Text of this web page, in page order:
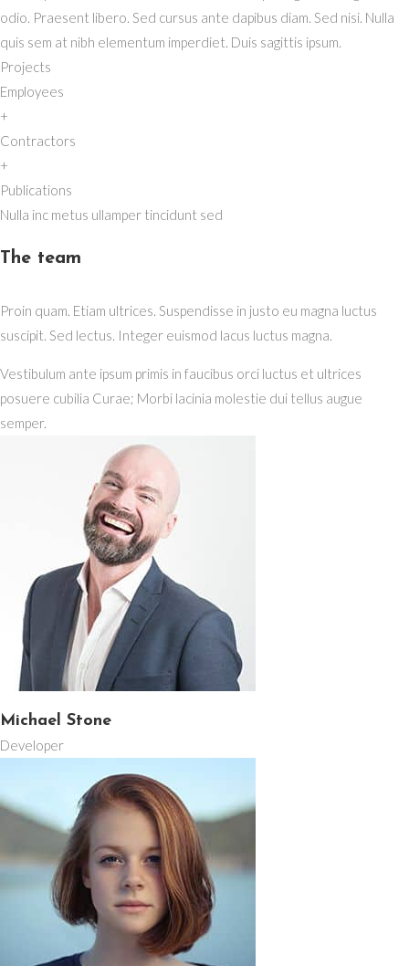
odio. Praesent libero. Sed cursus ante dapibus diam. Sed nisi. Nulla
quis sem at nibh elementum imperdiet. Duis sagittis ipsum.
Projects
Employees
+
Contractors
+
Publications
Nulla inc metus ullamper tincidunt sed
The team
Proin quam. Etiam ultrices. Suspendisse in justo eu magna luctus
suscipit. Sed lectus. Integer euismod lacus luctus magna.
Vestibulum ante ipsum primis in faucibus orci luctus et ultrices
posuere cubilia Curae; Morbi lacinia molestie dui tellus augue
semper.
Michael Stone
Developer